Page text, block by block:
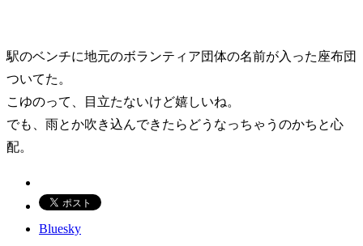
駅のベンチに地元のボランティア団体の名前が入った座布団
ついてた。
こゆのって、目立たないけど嬉しいね。
でも、雨とか吹き込んできたらどうなっちゃうのかちと心
配。
Bluesky